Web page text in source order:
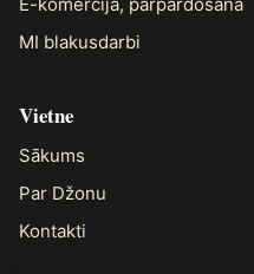
MI blakusdarbi
Vietne
Sākums
Par Džonu
Kontakti